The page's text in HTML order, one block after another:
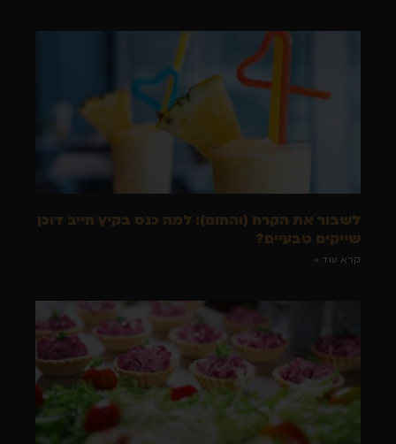
לשבור את הקרח (והחום): למה כנס בקיץ חייב דוכן
שייקים טבעיים?
קרא עוד »